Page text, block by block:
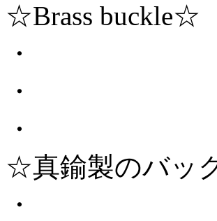
☆Brass buckle☆
・
・
・
☆真鍮製のバッ
・